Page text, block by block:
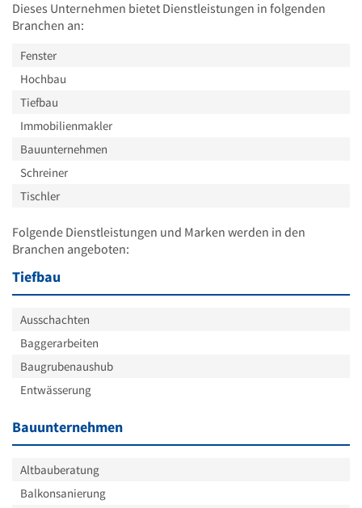
Dieses Unternehmen bietet Dienstleistungen in folgenden
Branchen an:
Fenster
Hochbau
Tiefbau
Immobilienmakler
Bauunternehmen
Schreiner
Tischler
Folgende Dienstleistungen und Marken werden in den
Branchen angeboten:
Tiefbau
Ausschachten
Baggerarbeiten
Baugrubenaushub
Entwässerung
Bauunternehmen
Altbauberatung
Balkonsanierung